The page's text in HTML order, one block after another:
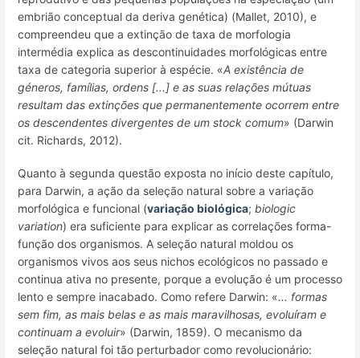
embrião conceptual da deriva genética) (Mallet, 2010), e
compreendeu que a extinção de taxa de morfologia
intermédia explica as descontinuidades morfológicas entre
taxa de categoria superior à espécie. «A existência de
géneros, famílias, ordens [...] e as suas relações mútuas
resultam das extinções que permanentemente ocorrem entre
os descendentes divergentes de um stock comum» (Darwin
cit. Richards, 2012).
Quanto à segunda questão exposta no início deste capítulo,
para Darwin, a ação da seleção natural sobre a variação
morfológica e funcional (variação biológica; biologic
variation) era suficiente para explicar as correlações forma-
função dos organismos. A seleção natural moldou os
organismos vivos aos seus nichos ecológicos no passado e
continua ativa no presente, porque a evolução é um processo
lento e sempre inacabado. Como refere Darwin: «... formas
sem fim, as mais belas e as mais maravilhosas, evoluíram e
continuam a evoluir» (Darwin, 1859). O mecanismo da
seleção natural foi tão perturbador como revolucionário: